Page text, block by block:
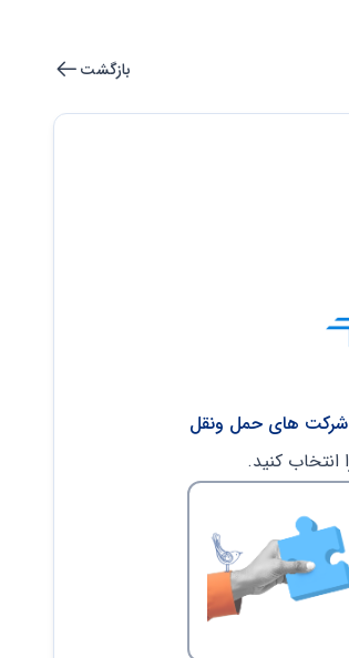
بازگشت
و شرکت های حمل ونقل
کنید.